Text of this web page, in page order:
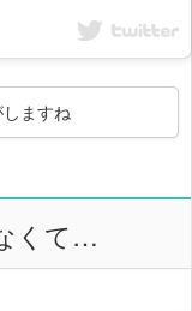
ますね
くて…